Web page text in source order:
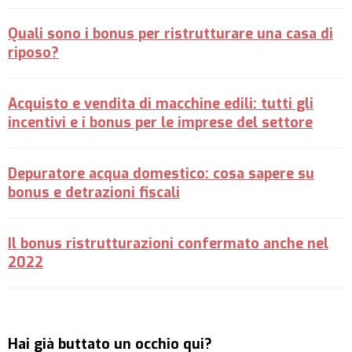
Quali sono i bonus per ristrutturare una casa di
riposo?
Acquisto e vendita di macchine edili: tutti gli
incentivi e i bonus per le imprese del settore
Depuratore acqua domestico: cosa sapere su
bonus e detrazioni fiscali
Il bonus ristrutturazioni confermato anche nel
2022
Hai già buttato un occhio qui?